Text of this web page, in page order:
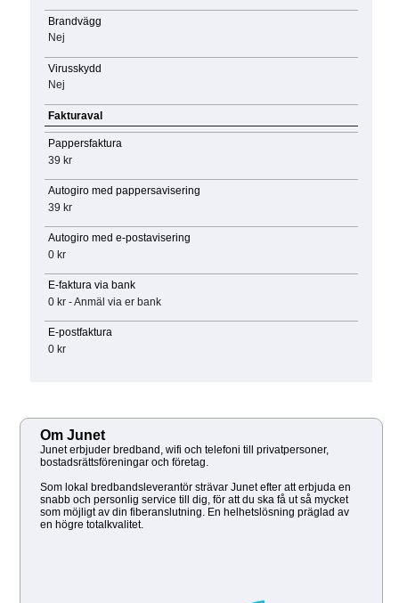
Brandvägg
Nej
Virusskydd
Nej
Fakturaval
Pappersfaktura
39 kr
Autogiro med pappersavisering
39 kr
Autogiro med e-postavisering
0 kr
E-faktura via bank
0 kr - Anmäl via er bank
E-postfaktura
0 kr
Om Junet
Junet erbjuder bredband, wifi och telefoni till privatpersoner,
bostadsrättsföreningar och företag.
Som lokal bredbandsleverantör strävar Junet efter att erbjuda en
snabb och personlig service till dig, för att du ska få ut så mycket
som möjligt av din fiberanslutning. En helhetslösning präglad av
en högre totalkvalitet.